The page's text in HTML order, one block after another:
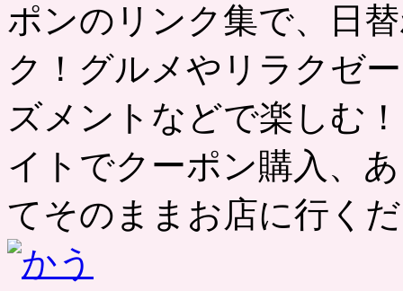
ポンのリンク集で、日
ク！グルメやリラクゼ
ズメントなどで楽しむ
イトでクーポン購入、
てそのままお店に行く